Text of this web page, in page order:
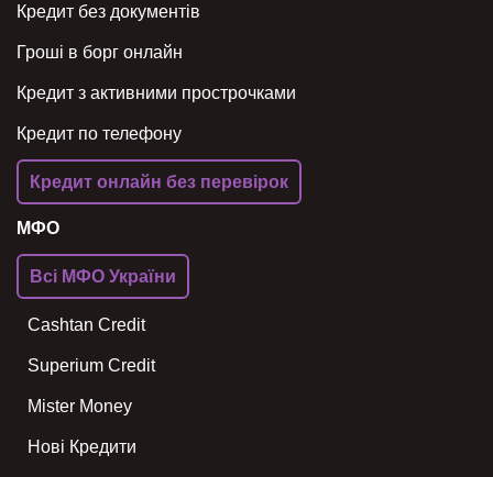
Кредит без документів
Гроші в борг онлайн
Кредит з активними прострочками
Кредит по телефону
Кредит онлайн без перевірок
МФО
Всі МФО України
Cashtan Credit
Superium Credit
Mister Money
Нові Кредити